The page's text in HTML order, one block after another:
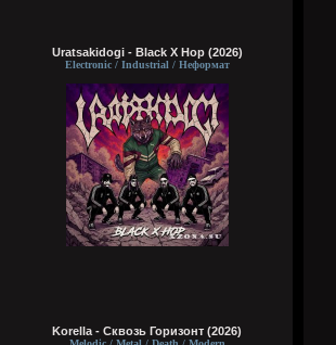
Uratsakidogi - Black X Hop (2026)
Electronic / Industrial / Неформат
Korella - Сквозь Горизонт (2026)